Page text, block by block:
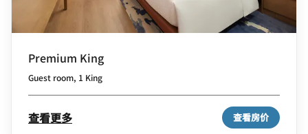
Premium King
Guest room, 1 King
查看更多 查看房价